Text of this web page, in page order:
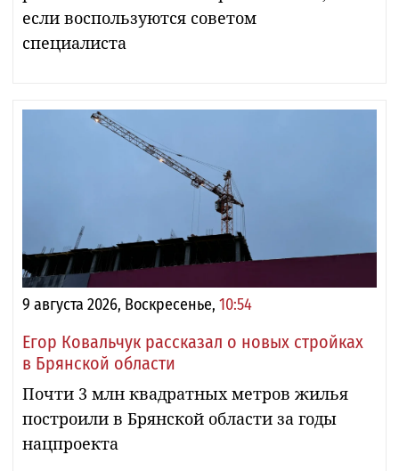
если воспользуются советом
специалиста
9 августа 2026, Воскресенье, 10:54
Егор Ковальчук рассказал о новых стройках
в Брянской области
Почти 3 млн квадратных метров жилья
построили в Брянской области за годы
нацпроекта